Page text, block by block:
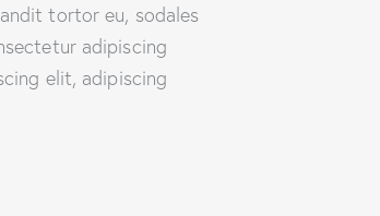
tortor eu, sodales
adipiscing
elit, adipiscing